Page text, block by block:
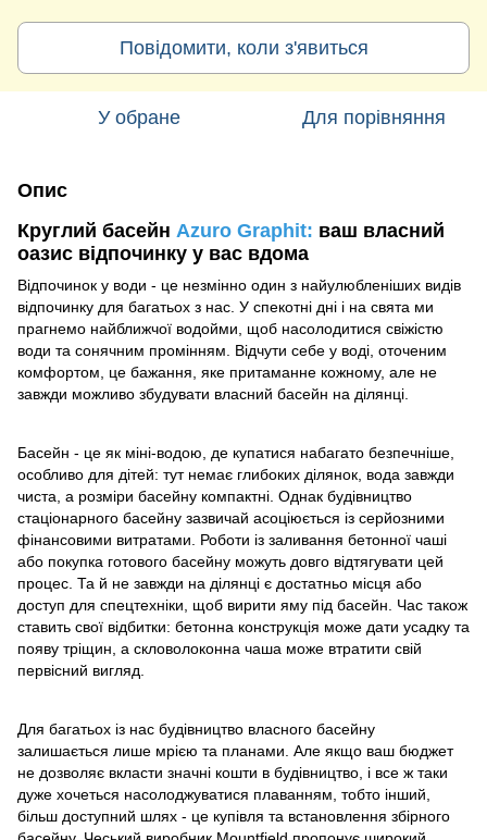
Повідомити, коли з'явиться
У обране Для порівняння
Опис
Круглий басейн Azuro Graphit: ваш власний
оазис відпочинку у вас вдома
Відпочинок у води - це незмінно один з найулюбленіших видів
відпочинку для багатьох з нас. У спекотні дні і на свята ми
прагнемо найближчої водойми, щоб насолодитися свіжістю
води та сонячним промінням. Відчути себе у воді, оточеним
комфортом, це бажання, яке притаманне кожному, але не
завжди можливо збудувати власний басейн на ділянці.
Басейн - це як міні-водою, де купатися набагато безпечніше,
особливо для дітей: тут немає глибоких ділянок, вода завжди
чиста, а розміри басейну компактні. Однак будівництво
стаціонарного басейну зазвичай асоціюється із серйозними
фінансовими витратами. Роботи із заливання бетонної чаші
або покупка готового басейну можуть довго відтягувати цей
процес. Та й не завжди на ділянці є достатньо місця або
доступ для спецтехніки, щоб вирити яму під басейн. Час також
ставить свої відбитки: бетонна конструкція може дати усадку та
появу тріщин, а скловолоконна чаша може втратити свій
первісний вигляд.
Для багатьох із нас будівництво власного басейну
залишається лише мрією та планами. Але якщо ваш бюджет
не дозволяє вкласти значні кошти в будівництво, і все ж таки
дуже хочеться насолоджуватися плаванням, тобто інший,
більш доступний шлях - це купівля та встановлення збірного